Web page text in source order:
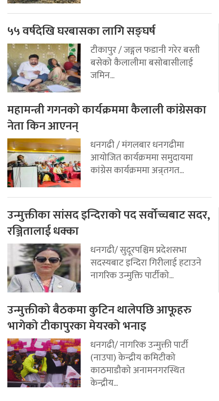
५५ वर्षदेखि घरबासका लागि सङ्घर्ष
टीकापुर / जङ्गल फडानी गरेर बस्ती
बसेको कैलालीमा बसोबासीलाई
जमिन...
महामन्त्री गगनको कार्यक्रममा कैलाली कांग्रेसका
नेता किन आएनन्
धनगढी / मंगलबार धनगढीमा
आयोजित कार्यक्रममा समुदायमा
कांग्रेस कार्यक्रममा अन्र्तगत...
उन्मुक्तीका सांसद इन्दिराको पद सर्वोच्चबाट सदर,
रञ्जितालाई धक्का
धनगढी/ सुदूरपश्चिम प्रदेशसभा
सदस्यबाट इन्दिरा गिरीलाई हटाउने
नागरिक उन्मुक्ति पार्टीको...
उन्मुक्तीको बैठकमा कुटिन थालेपछि आफूहरु
भागेको टीकापुरका मेयरको भनाइ
धनगढी/ नागरिक उन्मुक्ती पार्टी
(नाउपा) केन्द्रीय कमिटीको
काठमाडौको अनामनगरस्थित
केन्द्रीय...